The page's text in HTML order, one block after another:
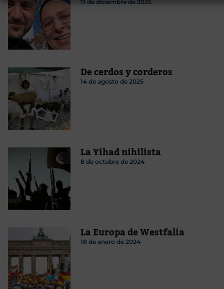
11 de diciembre de 2025
De cerdos y corderos
14 de agosto de 2025
La Yihad nihilista
8 de octubre de 2024
La Europa de Westfalia
18 de enero de 2024